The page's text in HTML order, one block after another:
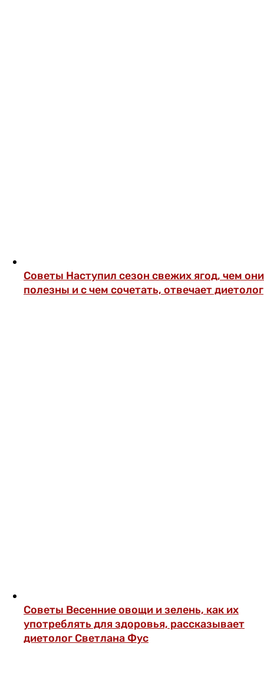
Советы Наступил сезон свежих ягод, чем они
полезны и с чем сочетать, отвечает диетолог
Советы Весенние овощи и зелень, как их
употреблять для здоровья, рассказывает
диетолог Светлана Фус